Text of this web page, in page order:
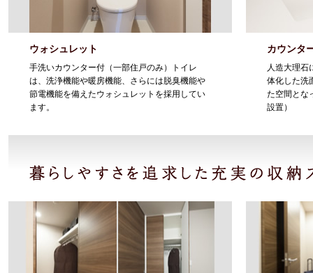
ウォシュレット
手洗いカウンター付（一部住戸のみ）トイレ
は、洗浄機能や暖房機能、さらには脱臭機能や
節電機能を備えたウォシュレットを採用してい
ます。
カウンタ
人造大理石
体化した洗
た空間とな
設置）